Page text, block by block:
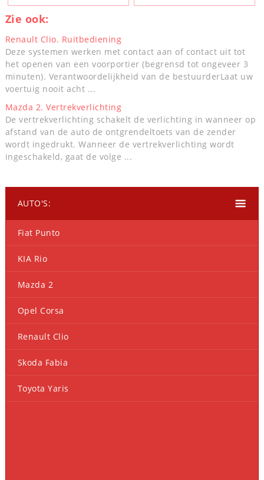
Zie ook:
Renault Clio. Ruitbediening
Deze systemen werken met contact aan of contact uit tot
het openen van een voorportier (begrensd tot ongeveer 3
minuten). Verantwoordelijkheid van de bestuurderLaat uw
voertuig nooit acht ...
Mazda 2. Vertrekverlichting
De vertrekverlichting schakelt de verlichting in wanneer op
afstand van de auto de ontgrendeltoets van de zender
wordt ingedrukt. Wanneer de vertrekverlichting wordt
ingeschakeld, gaat de volge ...
AUTO'S:
Fiat Punto
KIA Rio
Mazda 2
Opel Corsa
Renault Clio
Skoda Fabia
Toyota Yaris